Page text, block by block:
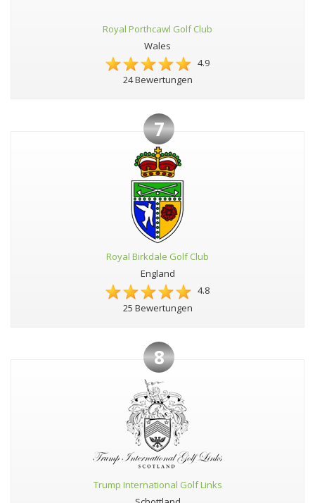
Royal Porthcawl Golf Club
Wales
4.9
24 Bewertungen
7
Royal Birkdale Golf Club
England
4.8
25 Bewertungen
8
Trump International Golf Links